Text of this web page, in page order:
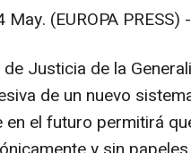
May. (EUROPA PRESS) -
Justicia de la
de un nuevo
en el futuro permitirá